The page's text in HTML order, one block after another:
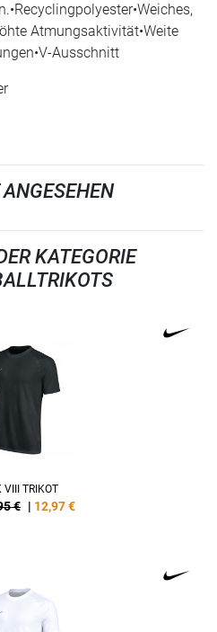
Atmungsaktivität•Weite
Ausschnitt
KATEGORIE
VIII TRIKOT
€ | 12,97€